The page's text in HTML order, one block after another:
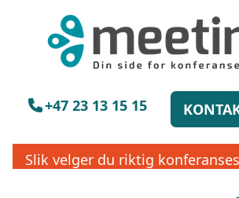
+47 23 13 15 15
Slik velger du riktig
Vennligst vent